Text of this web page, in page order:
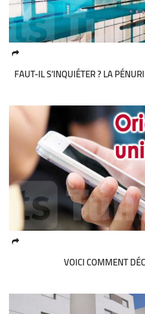
FAUT-IL S’INQUIÉTER ? LA
VOICI COMMENT